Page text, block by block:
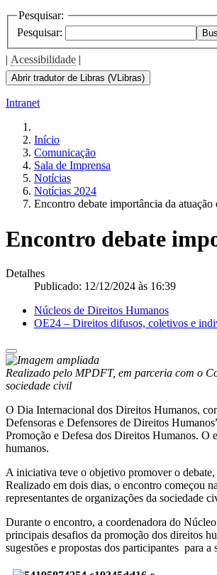
Pesquisar:
Pesquisar:
| Acessibilidade |
Abrir tradutor de Libras (VLibras)
Intranet
Início
Comunicação
Sala de Imprensa
Notícias
Notícias 2024
Encontro debate importância da
Encontro debate
Detalhes
Publicado: 12/12/2024 às 16:39
Núcleos de Direitos Humanos
OE24 – Direitos difusos, coletivos e
Realizado pelo MPDFT, em parceria com o
sociedade civil
O Dia Internacional dos Direitos Humanos,
Defensoras e Defensores de Direitos
Promoção e Defesa dos Direitos Humanos. O
humanos.
A iniciativa teve o objetivo promover o
Realizado em dois dias, o encontro começou
representantes de organizações da sociedade
Durante o encontro, a coordenadora do
principais desafios da promoção dos direitos
sugestões e propostas dos participantes para